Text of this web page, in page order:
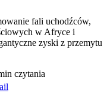
fali uchodźców,
w Afryce i
zyski z przemytu
czytania